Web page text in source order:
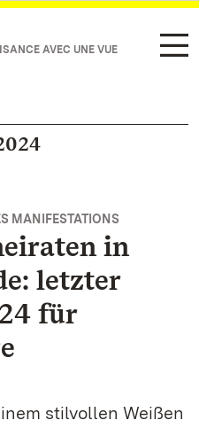
AVEC UNE VUE
MANIFESTATIONS
in
letzter
für
stilvollen Weißen